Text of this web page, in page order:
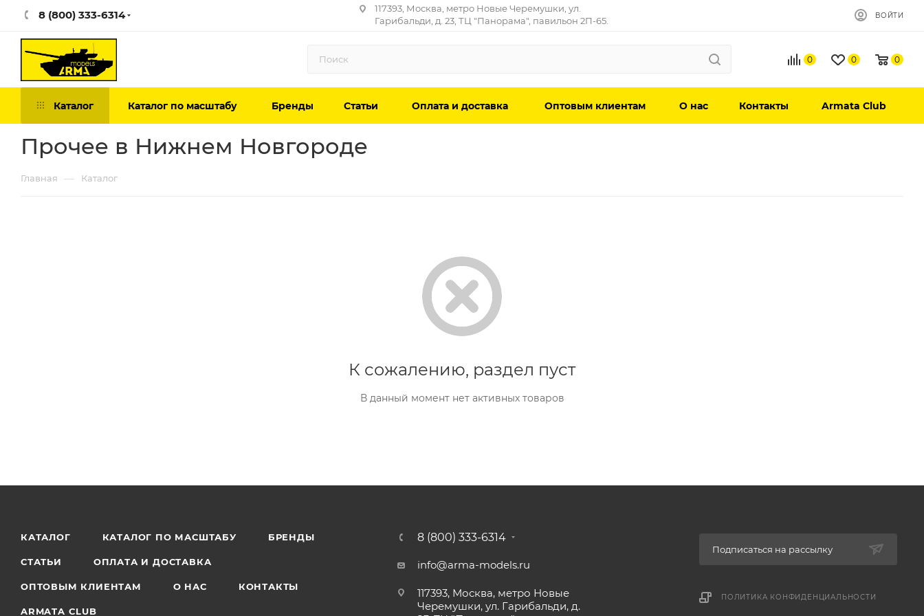
8 (800) 333-6314
117393, Москва, метро Новые Черемушки, ул.
Гарибальди, д. 23, ТЦ "Панорама", павильон 2П-65.
ВОЙТИ
0 0 0
Каталог Каталог по масштабу Бренды Статьи Оплата и доставка Оптовым клиентам О нас Контакты Armata Club
Прочее в Нижнем Новгороде
Главная — Каталог
К сожалению, раздел пуст
В данный момент нет активных товаров
КАТАЛОГ КАТАЛОГ ПО МАСШТАБУ БРЕНДЫ
СТАТЬИ ОПЛАТА И ДОСТАВКА
ОПТОВЫМ КЛИЕНТАМ О НАС КОНТАКТЫ
ARMATA CLUB
8 (800) 333-6314
info@arma-models.ru
117393, Москва, метро Новые
Черемушки, ул. Гарибальди, д.
Подписаться на рассылку
ПОЛИТИКА КОНФИДЕНЦИАЛЬНОСТИ